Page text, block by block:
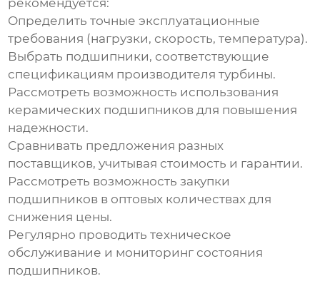
рекомендуется:
Определить точные эксплуатационные
требования (нагрузки, скорость, температура).
Выбрать подшипники, соответствующие
спецификациям производителя турбины.
Рассмотреть возможность использования
керамических подшипников для повышения
надежности.
Сравнивать предложения разных
поставщиков, учитывая стоимость и гарантии.
Рассмотреть возможность закупки
подшипников в оптовых количествах для
снижения цены.
Регулярно проводить техническое
обслуживание и мониторинг состояния
подшипников.